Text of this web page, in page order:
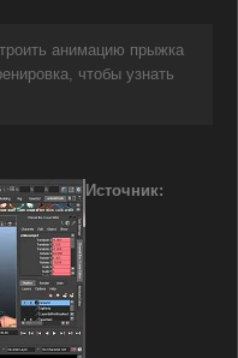
анимацию прыжка
чтобы узнать
Источник: